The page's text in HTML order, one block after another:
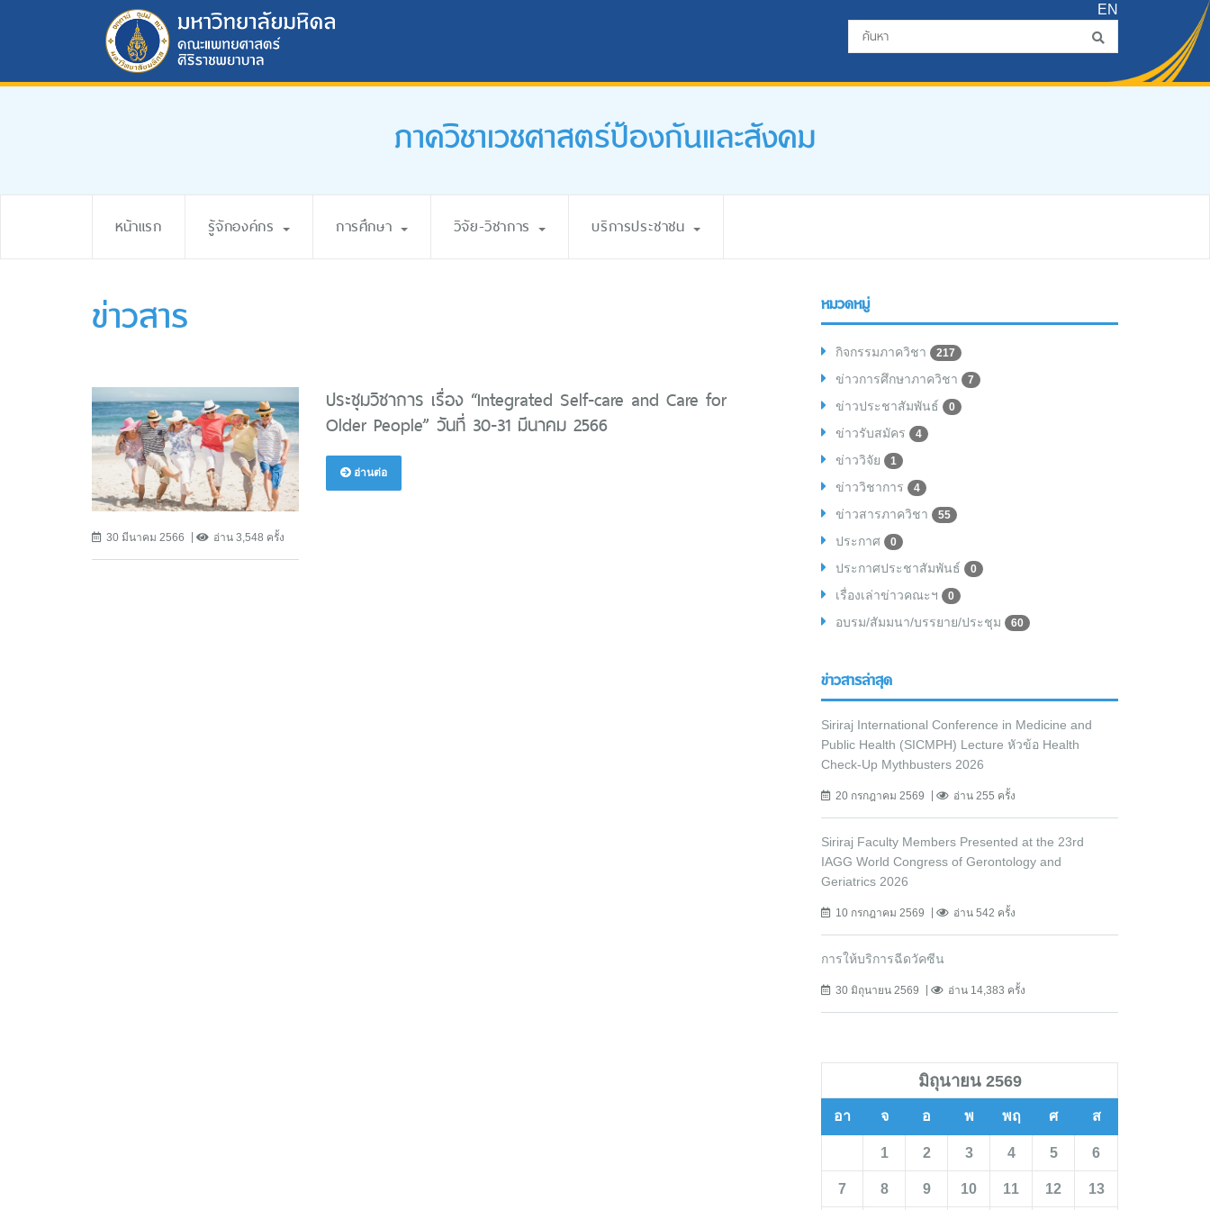
EN
ภาควิชาเวชศาสตร์ป้องกันและสังคม
หน้าแรก รู้จักองค์กร การศึกษา วิจัย-วิชาการ บริการประชาชน
ข่าวสาร
30 มีนาคม 2566 อ่าน 3,548 ครั้ง
ประชุมวิชาการ เรื่อง “Integrated Self-care and Care for
Older People” วันที่ 30-31 มีนาคม 2566
อ่านต่อ
หมวดหมู่
กิจกรรมภาควิชา 217
ข่าวการศึกษาภาควิชา 7
ข่าวประชาสัมพันธ์ 0
ข่าวรับสมัคร 4
ข่าววิจัย 1
ข่าววิชาการ 4
ข่าวสารภาควิชา 55
ประกาศ 0
ประกาศประชาสัมพันธ์ 0
เรื่องเล่าข่าวคณะฯ 0
อบรม/สัมมนา/บรรยาย/ประชุม 60
ข่าวสารล่าสุด
Siriraj International Conference in Medicine and
Public Health (SICMPH) Lecture หัวข้อ Health
Check-Up Mythbusters 2026
20 กรกฎาคม 2569 อ่าน 255 ครั้ง
Siriraj Faculty Members Presented at the 23rd
IAGG World Congress of Gerontology and
Geriatrics 2026
10 กรกฎาคม 2569 อ่าน 542 ครั้ง
การให้บริการฉีดวัคซีน
30 มิถุนายน 2569 อ่าน 14,383 ครั้ง
มิถุนายน 2569
อา จ อ พ พฤ ศ ส
1 2 3 4 5 6
7 8 9 10 11 12 13